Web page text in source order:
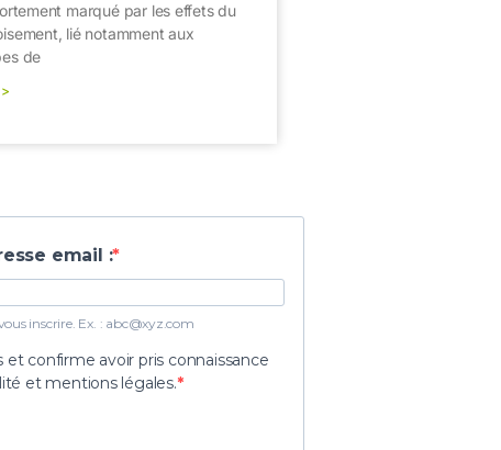
marqué par les effets du
lié notamment aux
de
email :
inscrire. Ex. : abc@xyz.com
confirme avoir pris connaissance
et mentions légales.